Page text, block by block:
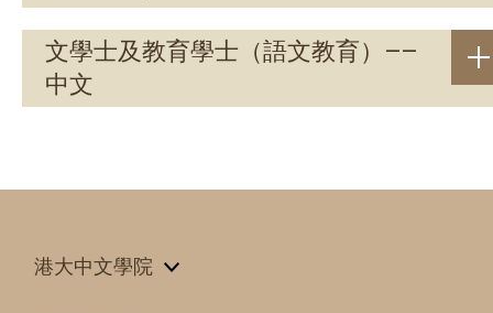
文學士及教育學士（語文教育）——
中文
港大中文學院